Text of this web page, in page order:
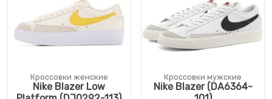
Кроссовки женские
Nike Blazer Low
Кроссовки мужские
Nike Blazer (DA6364-